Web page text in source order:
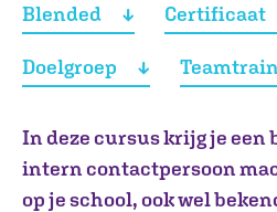
Blended Certificaat
Doelgroep
In deze cursus krijg je
intern contactpersoon
op je school, ook wel